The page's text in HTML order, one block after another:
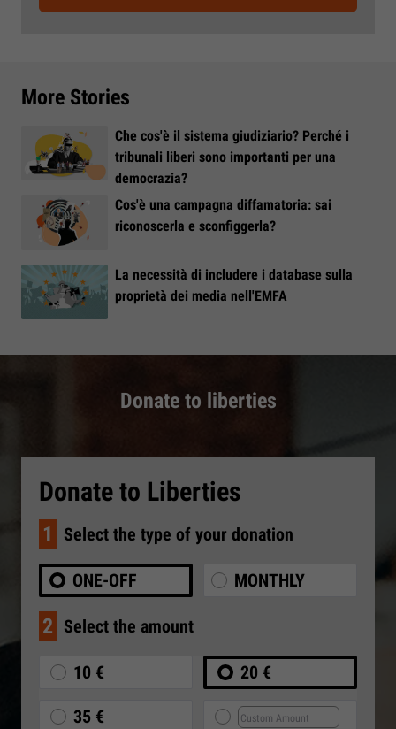
More Stories
Che cos'è il sistema giudiziario? Perché i
tribunali liberi sono importanti per una
democrazia?
Cos'è una campagna diffamatoria: sai
riconoscerla e sconfiggerla?
La necessità di includere i database sulla
proprietà dei media nell'EMFA
Donate to liberties
Donate to Liberties
1 Select the type of your donation
ONE-OFF MONTHLY
2 Select the amount
10 € 20 €
35 €